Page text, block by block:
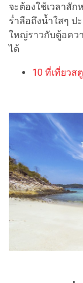
จะต้องใช้เวลาสัก
ร่ำลือถึงน้ำใสๆ ป
ใหญ่ราวกับตู้อคว
ได้
10 ที่เที่ยวส